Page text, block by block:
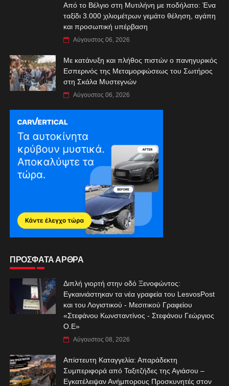
Από το Βέλγιο στη Μυτιλήνη με ποδήλατο: Ένα
ταξίδι 3.000 χιλιομέτρων γεμάτο θέληση, αγάπη
και προσωπική υπέρβαση
Αύγουστος 06, 2026
Με κατάνυξη και πλήθος πιστών ο πανηγυρικός
Εσπερινός της Μεταμορφώσεως του Σωτήρος
στη Σκάλα Μυστεγνών
Αύγουστος 06, 2026
ΠΡΟΣΦΑΤΑ ΑΡΘΡΑ
Διπλή γιορτή στην οδό Ξενοφώντος:
Εγκαινιάστηκαν τα νέα γραφεία του LesvosPost
και του Λογιστικού - Μεσιτικού Γραφείου
«Στεφάνου Κωνσταντίνος - Στεφάνου Γεώργιος
Ο.Ε»
Αύγουστος 08, 2026
Απίστευτη Καταγγελία: Απαράδεκτη
Συμπεριφορά από Ταξιτζήδες της Αγιάσου –
Εγκατέλειψαν Ανήμπορους Προσκυνητές στον